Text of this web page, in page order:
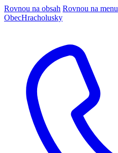
Rovnou na obsah Rovnou na menu
ObecHracholusky